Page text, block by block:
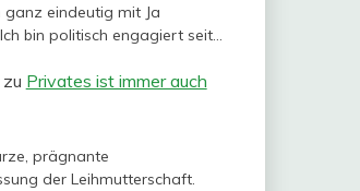
ganz eindeutig mit Ja
bin politisch engagiert seit…
Privates ist immer auch
prägnante
der Leihmutterschaft.